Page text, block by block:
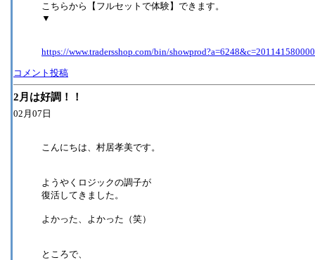
こちらから【フルセットで体験】できます。
▼
https://www.tradersshop.com/bin/
コメント投稿
2月は好調！！
02月07日
こんにちは、村居孝美です。
ようやくロジックの調子が
復活してきました。
よかった、よかった（笑）
ところで、